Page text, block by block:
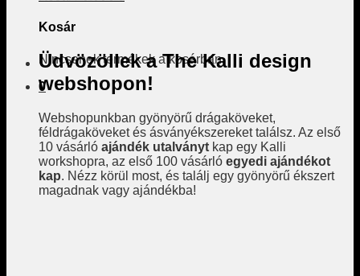
Kosár
Nincsenek termékek a kosárban.
0
Üdvözöllek a The Kalli design
webshopon!
Webshopunkban gyönyörű drágaköveket,
féldrágaköveket és ásványékszereket találsz. Az első
10 vásárló ajándék utalványt kap egy Kalli
workshopra, az első 100 vásárló egyedi ajándékot
kap. Nézz körül most, és találj egy gyönyörű ékszert
magadnak vagy ajándékba!